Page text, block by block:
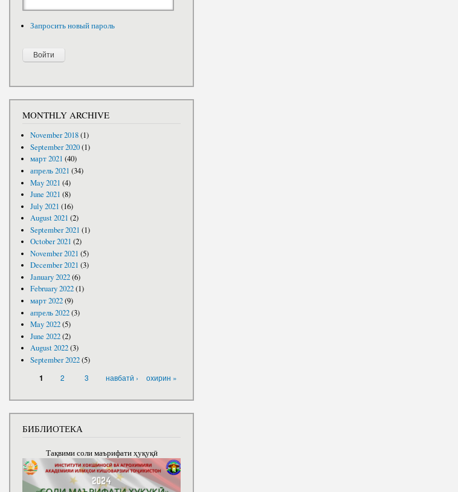
Запросить новый пароль
MONTHLY ARCHIVE
November 2018(1)
September 2020(1)
март 2021 (40)
апрель 2021 (34)
May 2021 (4)
June 2021 (8)
July 2021 (16)
August 2021 (2)
September 2021 (1)
October 2021 (2)
November 2021 (5)
December 2021 (3)
January 2022(6)
February 2022(1)
март 2022(9)
апрель 2022(3)
May 2022(5)
June 2022(2)
August 2022(3)
September 2022(5)
1 2 3 навбатӣ › охирин »
БИБЛИОТЕКА
Тақвими соли маърифати ҳуқуқӣ